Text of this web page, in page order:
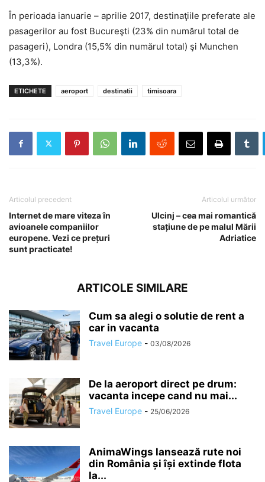
În perioada ianuarie – aprilie 2017, destinaţiile preferate ale
pasagerilor au fost Bucureşti (23% din numărul total de
pasageri), Londra (15,5% din numărul total) şi Munchen
(13,3%).
ETICHETE aeroport destinatii timisoara
Articolul precedent
Internet de mare viteza în
avioanele companiilor
europene. Vezi ce prețuri
sunt practicate!
Articolul următor
Ulcinj – cea mai romantică
stațiune de pe malul Mării
Adriatice
ARTICOLE SIMILARE
Cum sa alegi o solutie de rent a
car in vacanta
Travel Europe - 03/08/2026
De la aeroport direct pe drum:
vacanta incepe cand nu mai...
Travel Europe - 25/06/2026
AnimaWings lansează rute noi
din România și își extinde flota
la...